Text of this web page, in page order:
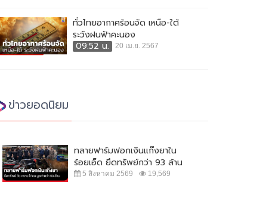
ทั่วไทยอากาศร้อนจัด เหนือ-ใต้
ระวังฝนฟ้าคะนอง
09:52 น.
20 เม.ย. 2567
ข่าวยอดนิยม
ทลายฟาร์มฟอกเงินแก๊งยาใน
ร้อยเอ็ด ยึดทรัพย์กว่า 93 ล้าน
5 สิงหาคม 2569 19,569